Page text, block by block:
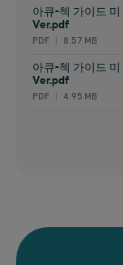
아큐-첵 가이드
Ver.pdf
PDF ︱ 8.57 MB
아큐-첵 가이드
Ver.pdf
PDF ︱ 4.95 MB